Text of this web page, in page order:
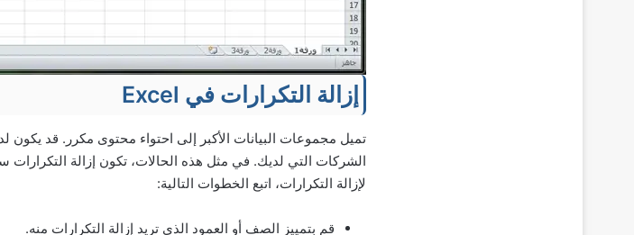
إزالة التكرارات في Excel
تميل مجموعات البيانات الأكبر إلى احتواء محتوى مكرر. قد يكون
الشركات التي لديك. في مثل هذه الحالات، تكون إزالة التكرارات
لإزالة التكرارات، اتبع الخطوات التالية:
قم بتمييز الصف أو العمود الذي تريد إزالة التكرارات منه.